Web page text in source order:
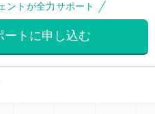
ントが全力サポート
ートに申し込む